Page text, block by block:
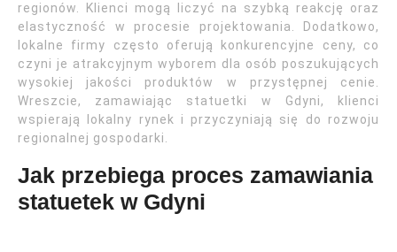
regionów. Klienci mogą liczyć na szybką reakcję oraz
elastyczność w procesie projektowania. Dodatkowo,
lokalne firmy często oferują konkurencyjne ceny, co
czyni je atrakcyjnym wyborem dla osób poszukujących
wysokiej jakości produktów w przystępnej cenie.
Wreszcie, zamawiając statuetki w Gdyni, klienci
wspierają lokalny rynek i przyczyniają się do rozwoju
regionalnej gospodarki.
Jak przebiega proces zamawiania
statuetek w Gdyni